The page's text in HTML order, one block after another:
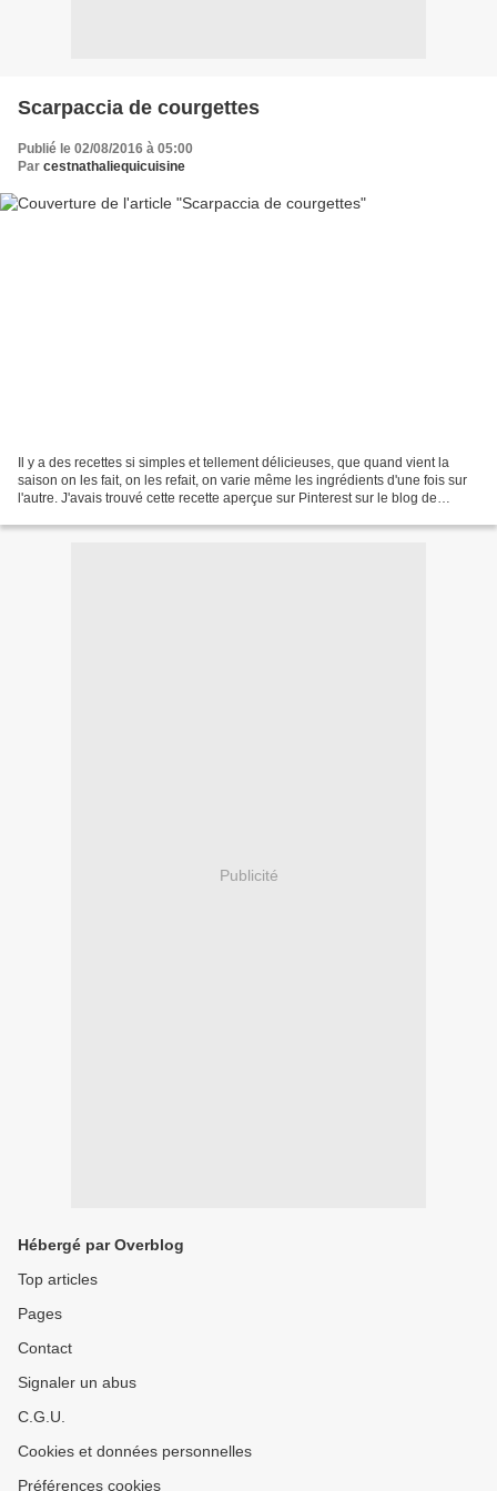
Scarpaccia de courgettes
Publié le 02/08/2016 à 05:00
Par cestnathaliequicuisine
Il y a des recettes si simples et tellement délicieuses, que quand vient la
saison on les fait, on les refait, on varie même les ingrédients d'une fois sur
l'autre. J'avais trouvé cette recette aperçue sur Pinterest sur le blog de
Publicité
Hébergé par Overblog
Top articles
Pages
Contact
Signaler un abus
C.G.U.
Cookies et données personnelles
Préférences cookies